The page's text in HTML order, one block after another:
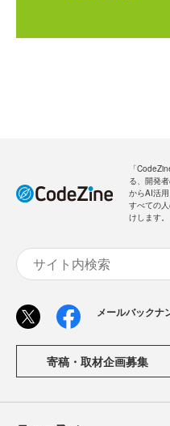
「
る、開発
からAI活
すべての
けします。
メールバックナ
寄稿・取材企画募集